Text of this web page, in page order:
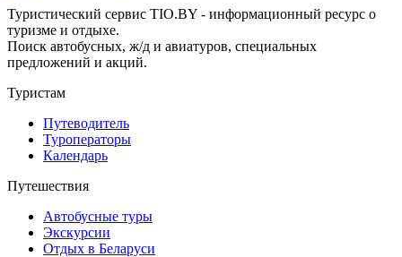
Туристический сервис TIO.BY - информационный ресурс о
туризме и отдыхе.
Поиск автобусных, ж/д и авиатуров, специальных
предложений и акций.
Туристам
Путеводитель
Туроператоры
Календарь
Путешествия
Автобусные туры
Экскурсии
Отдых в Беларуси